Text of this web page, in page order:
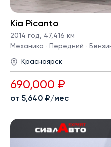
Kia Picanto
2014 год, 47,416 км
Механика · Передний · Бензин
Красноярск
690,000 ₽
от 5,640 ₽/мес